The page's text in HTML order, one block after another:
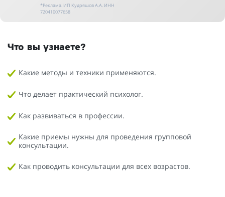
*Реклама. ИП Кудряшов А.А. ИНН
720410077658
Что вы узнаете?
Какие методы и техники применяются.
Что делает практический психолог.
Как развиваться в профессии.
Какие приемы нужны для проведения групповой
консультации.
Как проводить консультации для всех возрастов.